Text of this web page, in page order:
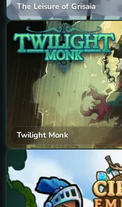
The Leisure of Grisaia
Twilight Monk